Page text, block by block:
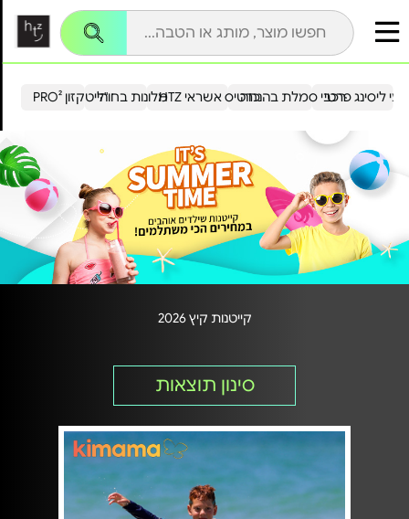
הייטקזון PRO²מלונות בחו"ל כרטיס אשראי HTZ ליסינג פרטירכבי סמלת בהנחה
קייטנות קיץ 2026
סינון תוצאות